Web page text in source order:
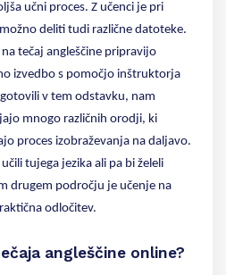
učni proces. Z učenci je pri
deliti tudi različne datoteke.
tečaj angleščine pripravijo
izvedbo s pomočjo inštruktorja
v tem odstavku, nam
mnogo različnih orodji, ki
proces izobraževanja na daljavo.
tujega jezika ali pa bi želeli
drugem področju je učenje na
odločitev.
angleščine online?